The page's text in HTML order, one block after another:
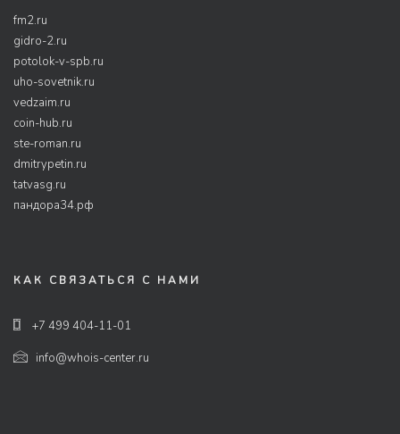
fm2.ru
gidro-2.ru
potolok-v-spb.ru
uho-sovetnik.ru
vedzaim.ru
coin-hub.ru
ste-roman.ru
dmitrypetin.ru
tatvasg.ru
пандора34.рф
КАК СВЯЗАТЬСЯ С НАМИ
+7 499 404-11-01
info@whois-center.ru